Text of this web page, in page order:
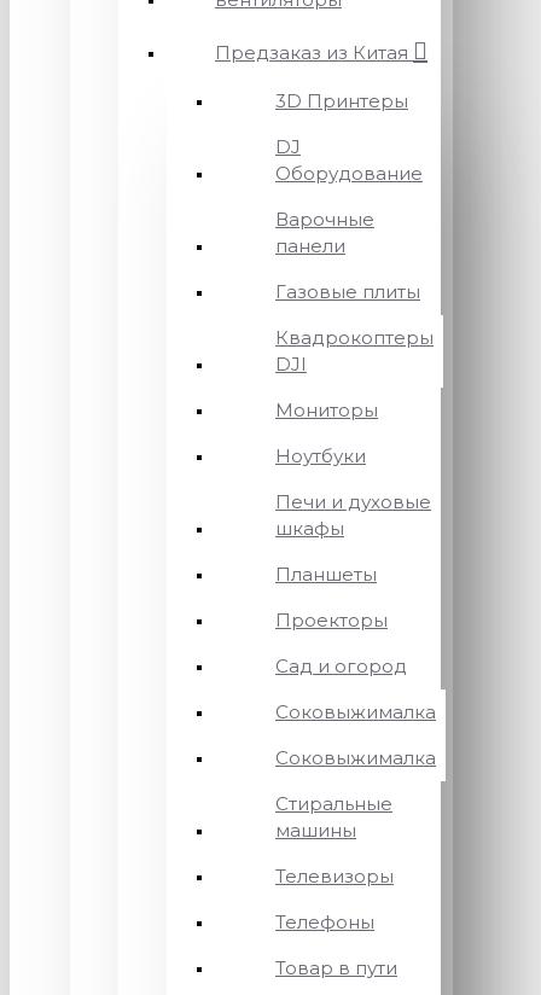
Предзаказ из Китая
3D Принтеры
DJ
Оборудование
Варочные
панели
Газовые плиты
Квадрокоптеры
DJI
Мониторы
Ноутбуки
Печи и духовые
шкафы
Планшеты
Проекторы
Сад и огород
Соковыжималка
Соковыжималка
Стиральные
машины
Телевизоры
Телефоны
Товар в пути